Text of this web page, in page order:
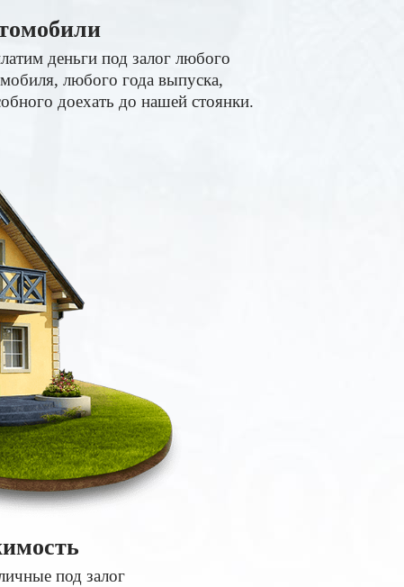
деньги под залог любого
любого года выпуска,
доехать до нашей стоянки.
под залог